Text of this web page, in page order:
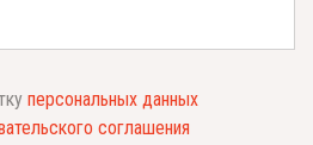
персональных данных
соглашения